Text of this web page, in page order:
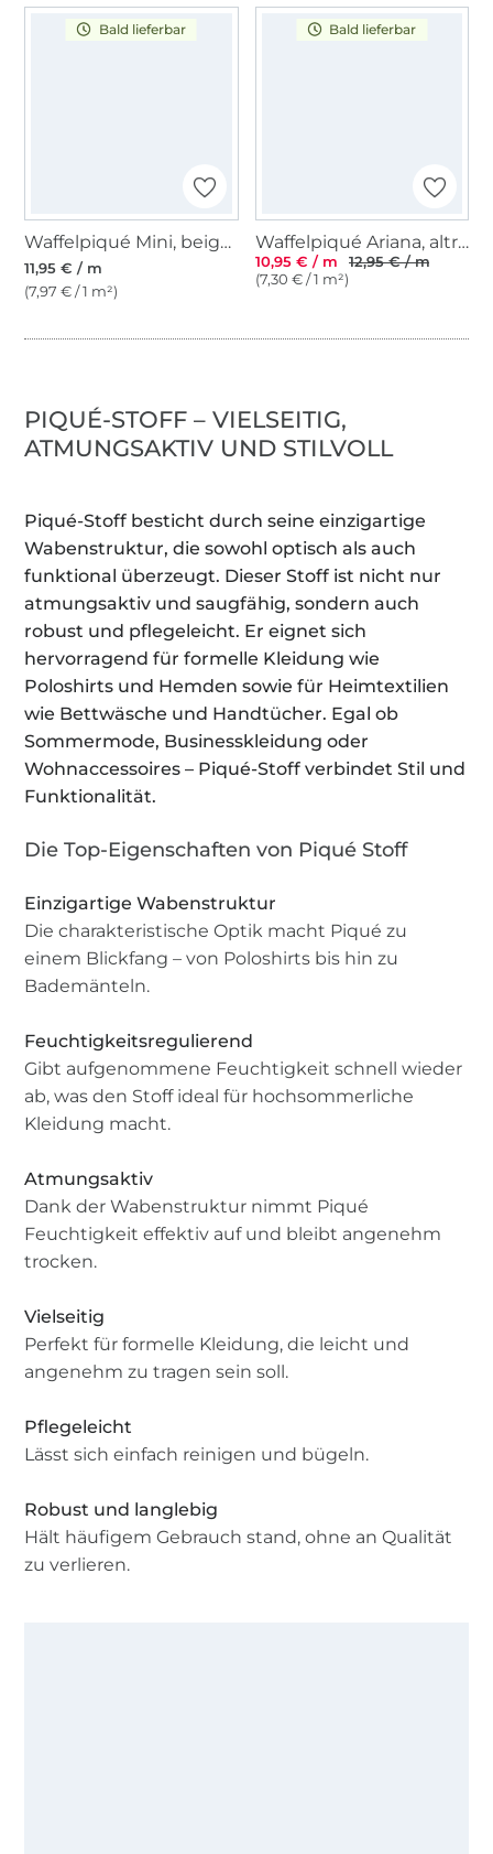
Bald lieferbar
Waffelpiqué Mini, beige rosé
11,95 € / m
(7,97 € / 1 m²)
Bald lieferbar
Waffelpiqué Ariana, altrosé
10,95 € / m
12,95 € / m
(7,30 € / 1 m²)
PIQUÉ-STOFF – VIELSEITIG,
ATMUNGSAKTIV UND STILVOLL
Piqué-Stoff besticht durch seine einzigartige
Wabenstruktur, die sowohl optisch als auch
funktional überzeugt. Dieser Stoff ist nicht nur
atmungsaktiv und saugfähig, sondern auch
robust und pflegeleicht. Er eignet sich
hervorragend für formelle Kleidung wie
Poloshirts und Hemden sowie für Heimtextilien
wie Bettwäsche und Handtücher. Egal ob
Sommermode, Businesskleidung oder
Wohnaccessoires – Piqué-Stoff verbindet Stil und
Funktionalität.
Die Top-Eigenschaften von Piqué Stoff
Einzigartige Wabenstruktur
Die charakteristische Optik macht Piqué zu
einem Blickfang – von Poloshirts bis hin zu
Bademänteln.
Feuchtigkeitsregulierend
Gibt aufgenommene Feuchtigkeit schnell wieder
ab, was den Stoff ideal für hochsommerliche
Kleidung macht.
Atmungsaktiv
Dank der Wabenstruktur nimmt Piqué
Feuchtigkeit effektiv auf und bleibt angenehm
trocken.
Vielseitig
Perfekt für formelle Kleidung, die leicht und
angenehm zu tragen sein soll.
Pflegeleicht
Lässt sich einfach reinigen und bügeln.
Robust und langlebig
Hält häufigem Gebrauch stand, ohne an Qualität
zu verlieren.